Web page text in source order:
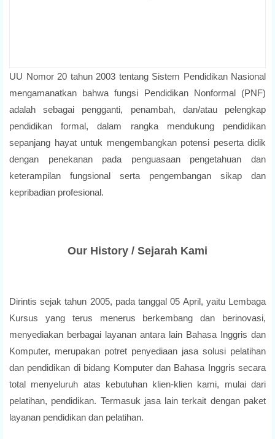
UU Nomor 20 tahun 2003 tentang Sistem Pendidikan Nasional
mengamanatkan bahwa fungsi Pendidikan Nonformal (PNF)
adalah sebagai pengganti, penambah, dan/atau pelengkap
pendidikan formal, dalam rangka mendukung pendidikan
sepanjang hayat untuk mengembangkan potensi peserta didik
dengan penekanan pada penguasaan pengetahuan dan
keterampilan fungsional serta pengembangan sikap dan
kepribadian profesional.
Our History / Sejarah Kami
Dirintis sejak tahun 2005, pada tanggal 05 April, yaitu Lembaga
Kursus yang terus menerus berkembang dan berinovasi,
menyediakan berbagai layanan antara lain Bahasa Inggris dan
Komputer, merupakan potret penyediaan jasa solusi pelatihan
dan pendidikan di bidang Komputer dan Bahasa Inggris secara
total menyeluruh atas kebutuhan klien-klien kami, mulai dari
pelatihan, pendidikan. Termasuk jasa lain terkait dengan paket
layanan pendidikan dan pelatihan.